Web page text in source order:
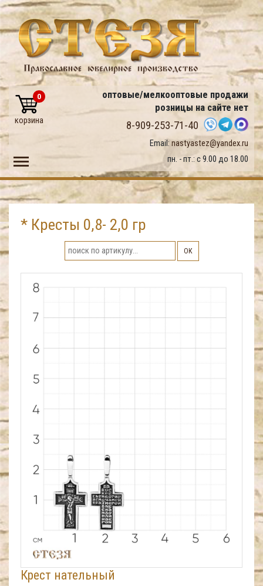
оптовые/мелкооптовые продажи
розницы на сайте нет
8-909-253-71-40
Email: nastyastez@yandex.ru
пн. - пт.: с 9.00 до 18.00
0
корзина
Toggle main menu visibility
* Кресты 0,8- 2,0 гр
ОК
Крест нательный